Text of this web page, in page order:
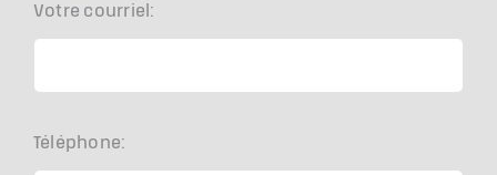
Votre courriel:
Téléphone: